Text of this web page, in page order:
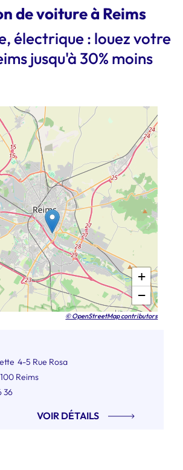
de voiture à Reims
électrique : louez votre
jusqu'à 30% moins
+
−
© OpenStreetMap contributors
4-5 Rue Rosa
Reims
36
VOIR DÉTAILS